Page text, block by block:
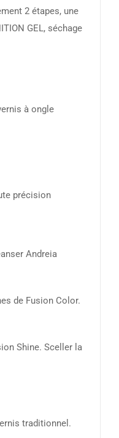
2 étapes, une
GEL, séchage
à ongle
précision
Andreia
de Fusion Color.
Shine. Sceller la
traditionnel.